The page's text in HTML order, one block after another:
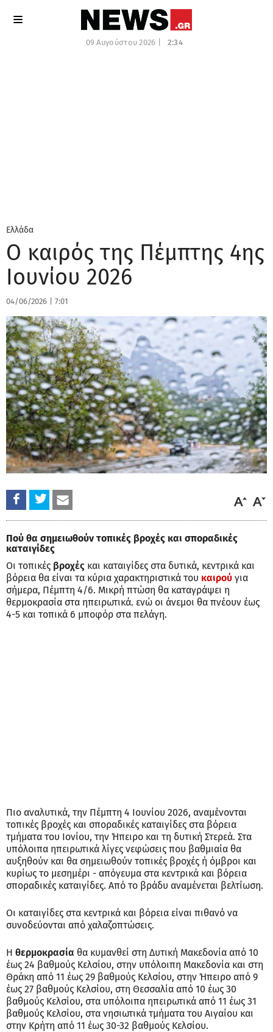
09 Αυγούστου 2026 | 2:34
Ελλάδα
Ο καιρός της Πέμπτης 4ης
Ιουνίου 2026
04/06/2026 7:01
Πού θα σημειωθούν τοπικές βροχές και σποραδικές
καταιγίδες
Οι τοπικές βροχές και καταιγίδες στα δυτικά, κεντρικά και
βόρεια θα είναι τα κύρια χαρακτηριστικά του καιρού για
σήμερα, Πέμπτη 4/6. Μικρή πτώση θα καταγράψει η
θερμοκρασία στα ηπειρωτικά. ενώ οι άνεμοι θα πνέουν έως
4-5 και τοπικά 6 μποφόρ στα πελάγη.
Πιο αναλυτικά, την Πέμπτη 4 Ιουνίου 2026, αναμένονται
τοπικές βροχές και σποραδικές καταιγίδες στα βόρεια
τμήματα του Ιονίου, την Ήπειρο και τη δυτική Στερεά. Στα
υπόλοιπα ηπειρωτικά λίγες νεφώσεις που βαθμιαία θα
αυξηθούν και θα σημειωθούν τοπικές βροχές ή όμβροι και
κυρίως το μεσημέρι - απόγευμα στα κεντρικά και βόρεια
σποραδικές καταιγίδες. Από το βράδυ αναμένεται βελτίωση.
Οι καταιγίδες στα κεντρικά και βόρεια είναι πιθανό να
συνοδεύονται από χαλαζοπτώσεις.
Η θερμοκρασία θα κυμανθεί στη Δυτική Μακεδονία από 10
έως 24 βαθμούς Κελσίου, στην υπόλοιπη Μακεδονία και στη
Θράκη από 11 έως 29 βαθμούς Κελσίου, στην Ήπειρο από 9
έως 27 βαθμούς Κελσίου, στη Θεσσαλία από 10 έως 30
βαθμούς Κελσίου, στα υπόλοιπα ηπειρωτικά από 11 έως 31
βαθμούς Κελσίου, στα νησιωτικά τμήματα του Αιγαίου και
στην Κρήτη από 11 έως 30-32 βαθμούς Κελσίου.